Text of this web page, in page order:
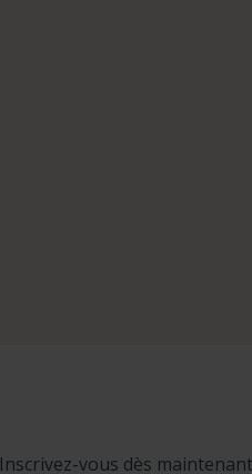
Inscrivez-vous dès